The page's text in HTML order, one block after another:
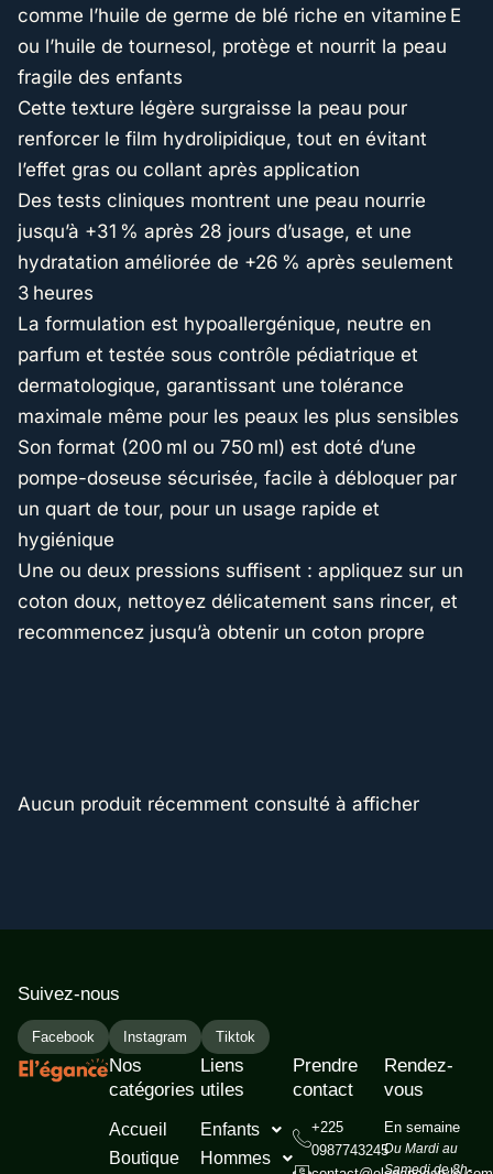
comme l’huile de germe de blé riche en vitamine E
ou l’huile de tournesol, protège et nourrit la peau
fragile des enfants
Cette texture légère surgraisse la peau pour
renforcer le film hydrolipidique, tout en évitant
l’effet gras ou collant après application
Des tests cliniques montrent une peau nourrie
jusqu’à +31 % après 28 jours d’usage, et une
hydratation améliorée de +26 % après seulement
3 heures
La formulation est hypoallergénique, neutre en
parfum et testée sous contrôle pédiatrique et
dermatologique, garantissant une tolérance
maximale même pour les peaux les plus sensibles
Son format (200 ml ou 750 ml) est doté d’une
pompe-doseuse sécurisée, facile à débloquer par
un quart de tour, pour un usage rapide et
hygiénique
Une ou deux pressions suffisent : appliquez sur un
coton doux, nettoyez délicatement sans rincer, et
recommencez jusqu’à obtenir un coton propre
Aucun produit récemment consulté à afficher
Suivez-nous
Facebook Instagram Tiktok
Nos
catégories
Accueil
Boutique
Liens
utiles
Enfants
Hommes
Prendre
contact
+225
0987743245
Rendez-
vous
En semaine
Du Mardi au
Samedi de 8h-